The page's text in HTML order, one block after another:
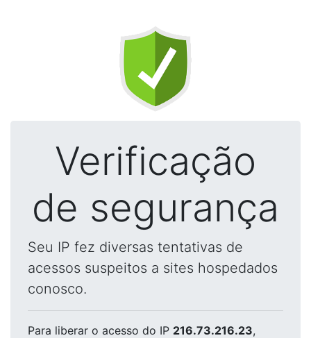
Verificação
de segurança
Seu IP fez diversas tentativas de
acessos suspeitos a sites hospedados
conosco.
Para liberar o acesso do IP 216.73.216.23,